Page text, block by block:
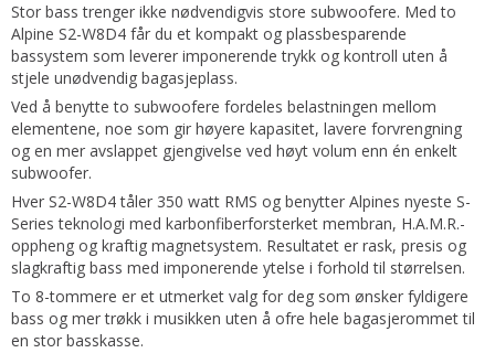
Stor bass trenger ikke nødvendigvis store subwoofere. Med to
Alpine S2-W8D4 får du et kompakt og plassbesparende
bassystem som leverer imponerende trykk og kontroll uten å
stjele unødvendig bagasjeplass.
Ved å benytte to subwoofere fordeles belastningen mellom
elementene, noe som gir høyere kapasitet, lavere forvrengning
og en mer avslappet gjengivelse ved høyt volum enn én enkelt
subwoofer.
Hver S2-W8D4 tåler 350 watt RMS og benytter Alpines nyeste S-
Series teknologi med karbonfiberforsterket membran, H.A.M.R.-
oppheng og kraftig magnetsystem. Resultatet er rask, presis og
slagkraftig bass med imponerende ytelse i forhold til størrelsen.
To 8-tommere er et utmerket valg for deg som ønsker fyldigere
bass og mer trøkk i musikken uten å ofre hele bagasjerommet til
en stor basskasse.